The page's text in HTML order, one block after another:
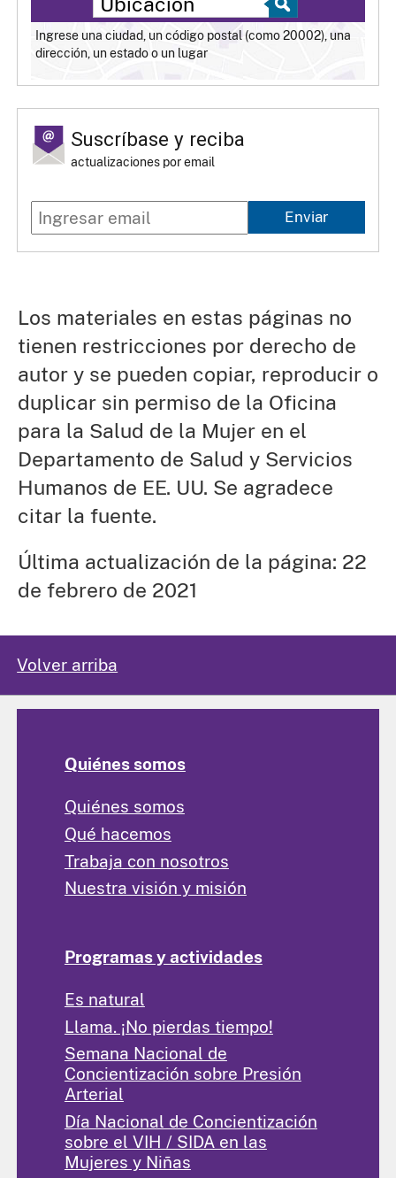
Ingrese una ciudad, un código postal (como 20002), una
dirección, un estado o un lugar
Suscríbase y reciba
actualizaciones por email
Enviar
Los materiales en estas páginas no
tienen restricciones por derecho de
autor y se pueden copiar, reproducir o
duplicar sin permiso de la Oficina
para la Salud de la Mujer en el
Departamento de Salud y Servicios
Humanos de EE. UU. Se agradece
citar la fuente.
Última actualización de la página: 22
de febrero de 2021
Volver arriba
Quiénes somos
Quiénes somos
Qué hacemos
Trabaja con nosotros
Nuestra visión y misión
Programas y actividades
Es natural
Llama. ¡No pierdas tiempo!
Semana Nacional de
Concientización sobre Presión
Arterial
Día Nacional de Concientización
sobre el VIH / SIDA en las
Mujeres y Niñas